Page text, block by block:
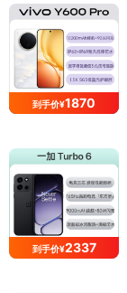
到手价¥1870
到手价¥2337